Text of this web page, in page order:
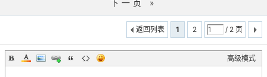
下一页 »
1 2 / 2 页
返回列表
高级模式